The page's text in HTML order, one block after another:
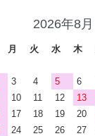
2026年8月
月 火 水 木
3 4 5 6
10 11 12 13
17 18 19 20
24 25 26 27